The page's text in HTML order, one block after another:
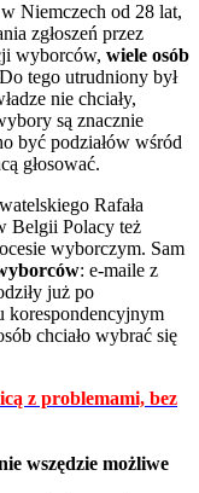
Niemczech od 28 lat,
zgłoszeń przez
wyborców, wiele osób
tego utrudniony był
nie chciały,
są znacznie
być podziałów wśród
głosować.
Rafała
Belgii Polacy też
wyborczym. Sam
: e-maile z
już po
korespondencyjnym
chciało wybrać się
z problemami, bez
wszędzie możliwe